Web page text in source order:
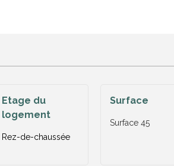
Etage du
logement
Rez-de-chaussée
Surface
Surface 45